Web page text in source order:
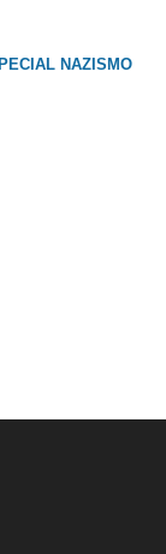
NAZISMO